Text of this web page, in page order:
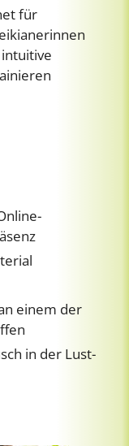
für
einem der
in der Lust-